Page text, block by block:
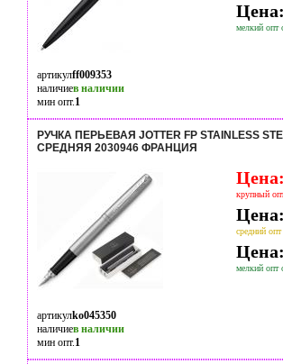
мелкий опт
артикулff009353
наличиев наличии
мин опт.1
РУЧКА ПЕРЬЕВАЯ JOTTER FP STAINLESS
СРЕДНЯЯ 2030946 ФРАНЦИЯ
крупный
средний
мелкий опт
артикулko045350
наличиев наличии
мин опт.1